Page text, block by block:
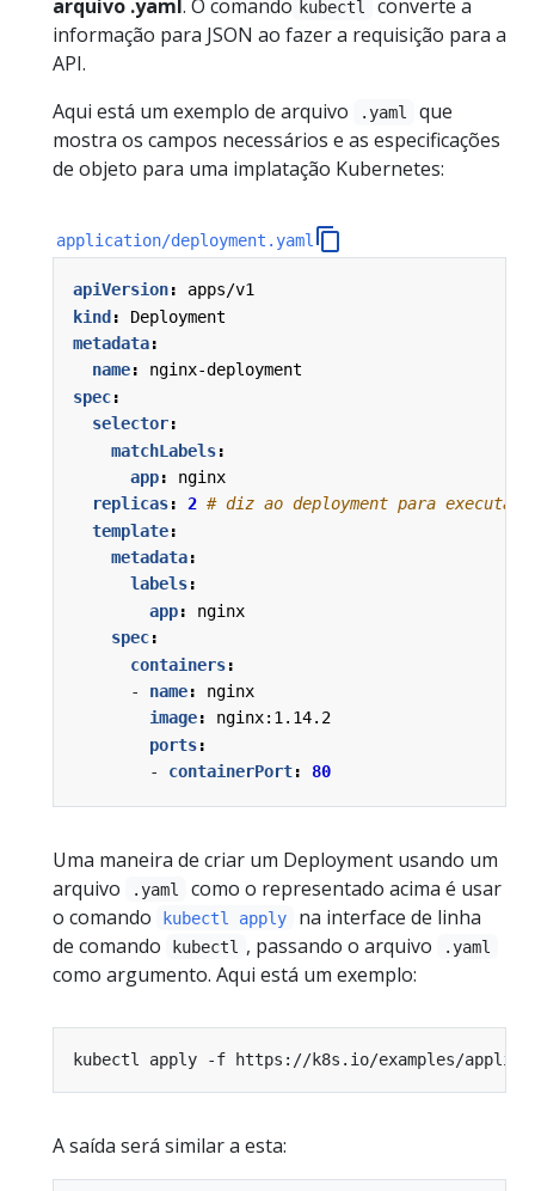
arquivo .yaml . O comando kubectl
converte a
informação para JSON ao fazer a requisição para a
API.
Aqui está um exemplo de arquivo
.yaml
que
mostra os campos necessários e as especificações
de objeto para uma implatação Kubernetes:
application/deployment.yaml
apiVersion:
apps/v1
kind:
Deployment
metadata:
name:
nginx-deployment
spec:
selector:
matchLabels:
app:
nginx
replicas: 2 # diz ao deployment para executar
template:
metadata:
labels:
app:
nginx
spec:
containers:
- name:
nginx
image:
nginx:1.14.2
ports:
- containerPort: 80
Uma maneira de criar um Deployment usando um
arquivo
.yaml
como o representado acima é usar
o comando
kubectl apply
na interface de linha
de comando
kubectl , passando o arquivo .yaml
como argumento. Aqui está um exemplo:
A saída será similar a esta: